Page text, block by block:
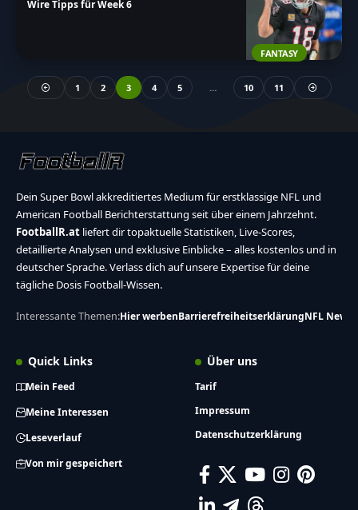
FANTASY
Wire Tipps für Week 6
1 2 3 4 5 … 10 11
Dein Super Bowl akkreditiertes Medium für erstklassige NFL und
American Football Berichterstattung seit über einem Jahrzehnt.
FootballR.at liefert dir topaktuelle Statistiken, Live-Scores,
detaillierte Analysen und exklusive Einblicke – alles kostenlos und in
deutscher Sprache. Verlass dich auf unsere Expertise für deine
tägliche Dosis Football-Wissen.
Interessante Themen:Hier werbenBarrierefreiheitserklärungNFL News
Quick Links
Mein Feed
Meine Interessen
Leseverlauf
Von mir gespeichert
Über uns
Tarif
Impressum
Datenschutzerklärung